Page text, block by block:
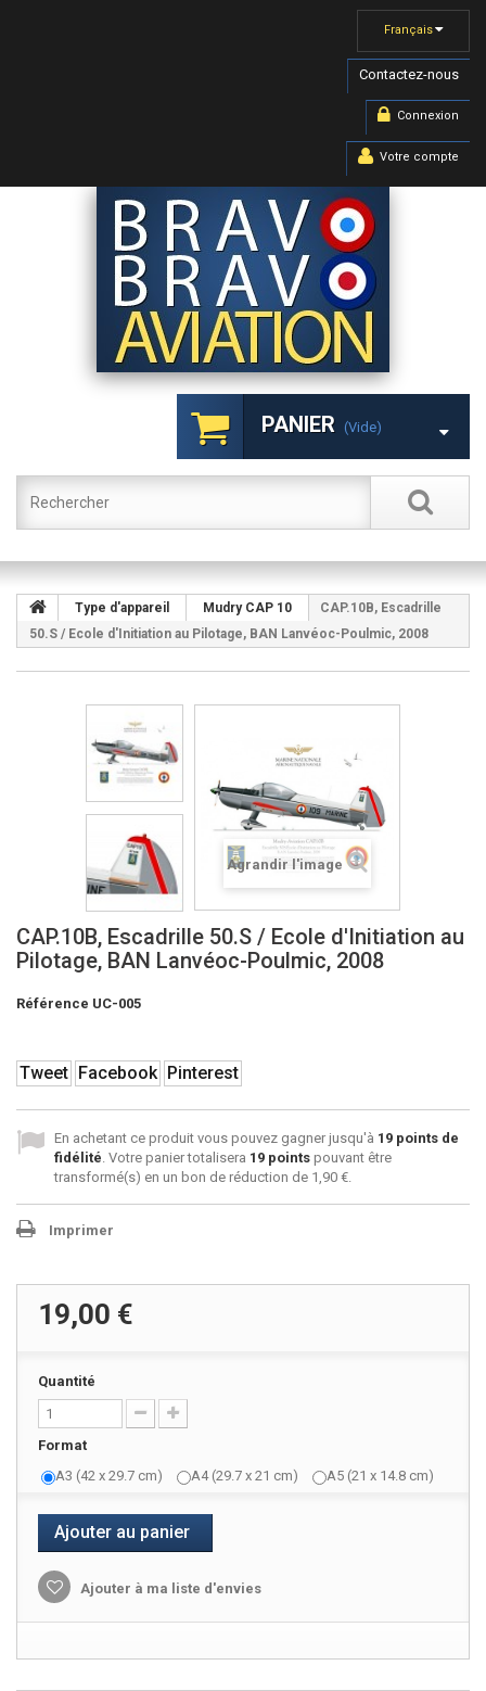
Français
Contactez-nous
Connexion
Votre compte
PANIER (vide)
Type d'appareil Mudry CAP 10
CAP.10B, Escadrille
50.S / Ecole d'Initiation au Pilotage, BAN Lanvéoc-Poulmic, 2008
Agrandir l'image
CAP.10B, Escadrille 50.S / Ecole d'Initiation au
Pilotage, BAN Lanvéoc-Poulmic, 2008
Référence UC-005
Tweet Facebook Pinterest
En achetant ce produit vous pouvez gagner jusqu'à 19 points de
fidélité. Votre panier totalisera 19 points pouvant être
transformé(s) en un bon de réduction de 1,90 €.
Imprimer
19,00 €
Quantité
Format
A3 (42 x 29.7 cm)
A4 (29.7 x 21 cm) A5 (21 x 14.8 cm)
Ajouter au panier
Ajouter à ma liste d'envies